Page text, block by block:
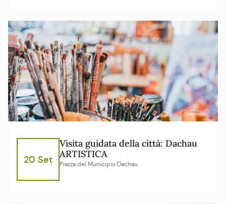
20 Set
Visita guidata della città: Dachau
ARTISTICA
Piazza del Municipio Dachau